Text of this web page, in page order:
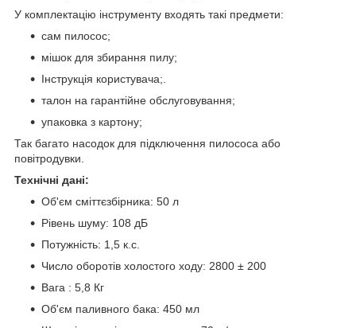
У комплектацію інструменту входять такі предмети:
сам пилосос;
мішок для збирання пилу;
Інструкція користувача;.
талон на гарантійне обслуговування;
упаковка з картону;
Так багато насодок для підключення пилососа або
повітродувки.
Технічні дані:
Об'єм сміттєзбірника: 50 л
Рівень шуму: 108 дБ
Потужність: 1,5 к.с.
Число оборотів холостого ходу: 2800 ± 200
Вага : 5,8 Кг
Об'єм паливного бака: 450 мл